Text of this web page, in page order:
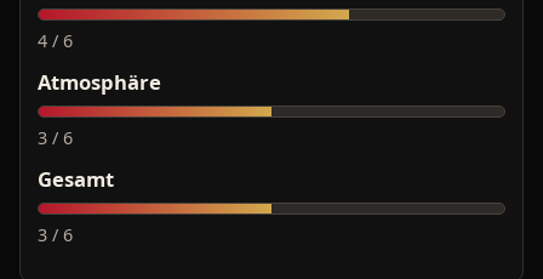
4 / 6
Atmosphäre
3 / 6
Gesamt
3 / 6